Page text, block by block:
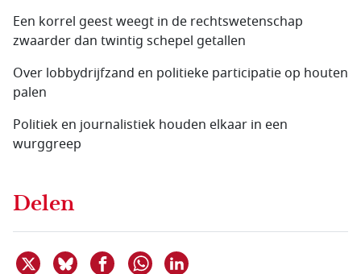
Een korrel geest weegt in de rechtswetenschap
zwaarder dan twintig schepel getallen
Over lobbydrijfzand en politieke participatie op houten
palen
Politiek en journalistiek houden elkaar in een
wurggreep
Delen
Deel dit item op X
Deel dit item op Bluesky
Deel dit item op Facebook
Delen via WhatsApp